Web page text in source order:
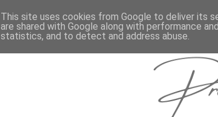
This site uses cookies from Google to deliver its
are shared with Google along with performance
statistics, and to detect and address abuse.